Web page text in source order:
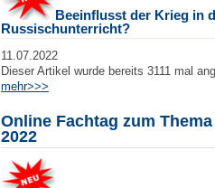
Beeinflusst der Krieg in
Russischunterricht?
11.07.2022
Dieser Artikel wurde bereits 3111 mal
mehr>>>
Online Fachtag zum
2022